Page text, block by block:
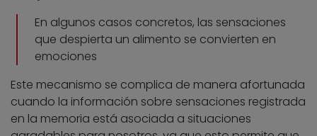
En algunos casos concretos, las sensaciones
que despierta un alimento se convierten en
emociones
Este mecanismo se complica de manera afortunada
cuando la información sobre sensaciones registrada
en la memoria está asociada a situaciones